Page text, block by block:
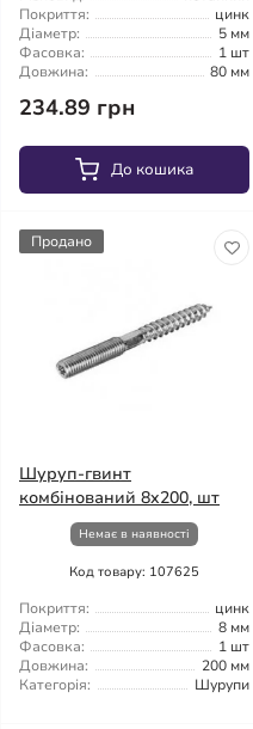
Покриття:
цинк
Діаметр:
5 мм
Фасовка:
1 шт
Довжина:
80 мм
234.89 грн
До кошика
Продано
Шуруп-гвинт
комбінований 8x200, шт
Немає в наявності
Код товару: 107625
Покриття:
цинк
Діаметр:
8 мм
Фасовка:
1 шт
Довжина:
200 мм
Категорія:
Шурупи